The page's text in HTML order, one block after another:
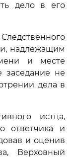
дело в его
надлежащим
и месте
заседание не
дела в
истца,
ответчика и
и оценив
Верховный